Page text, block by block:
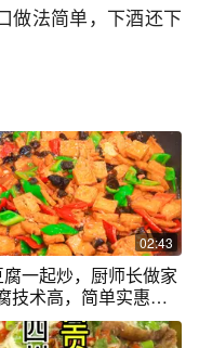
做法简单，下酒还下
02:43
一起炒，厨师长做家
技术高，简单实惠，
味